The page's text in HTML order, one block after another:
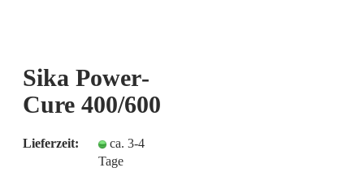
Sika Power­
Cu­re 400/600
Lieferzeit:
ca. 3-4
Tage